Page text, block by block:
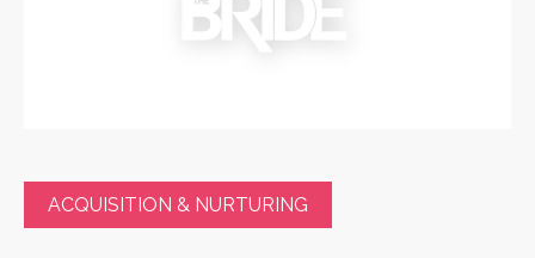
ACQUISITION & NURTURING